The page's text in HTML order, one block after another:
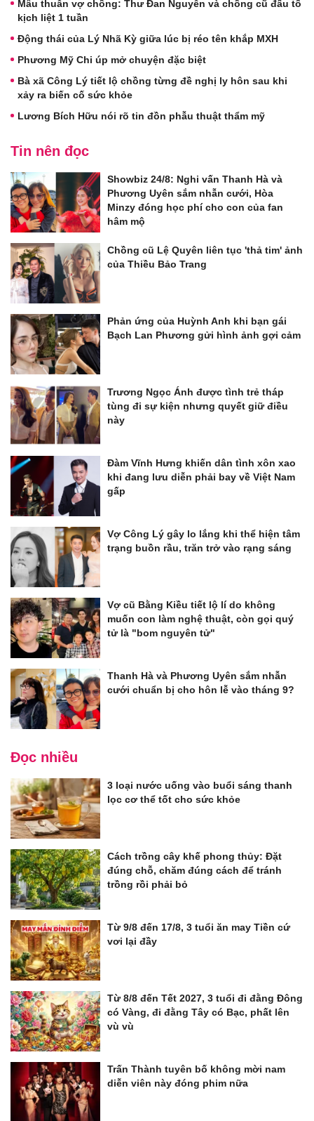
Mâu thuẫn vợ chồng: Thư Đan Nguyễn và chồng cũ đấu tố
kịch liệt 1 tuần
Động thái của Lý Nhã Kỳ giữa lúc bị réo tên khắp MXH
Phương Mỹ Chi úp mở chuyện đặc biệt
Bà xã Công Lý tiết lộ chồng từng đề nghị ly hôn sau khi
xảy ra biến cố sức khỏe
Lương Bích Hữu nói rõ tin đồn phẫu thuật thẩm mỹ
Tin nên đọc
Showbiz 24/8: Nghi vấn Thanh Hà và
Phương Uyên sắm nhẫn cưới, Hòa
Minzy đóng học phí cho con của fan
hâm mộ
Chồng cũ Lệ Quyên liên tục 'thả tim' ảnh
của Thiều Bảo Trang
Phản ứng của Huỳnh Anh khi bạn gái
Bạch Lan Phương gửi hình ảnh gợi cảm
Trương Ngọc Ánh được tình trẻ tháp
tùng đi sự kiện nhưng quyết giữ điều
này
Đàm Vĩnh Hưng khiến dân tình xôn xao
khi đang lưu diễn phải bay về Việt Nam
gấp
Vợ Công Lý gây lo lắng khi thể hiện tâm
trạng buồn rầu, trăn trở vào rạng sáng
Vợ cũ Bằng Kiều tiết lộ lí do không
muốn con làm nghệ thuật, còn gọi quý
tử là "bom nguyên tử"
Thanh Hà và Phương Uyên sắm nhẫn
cưới chuẩn bị cho hôn lễ vào tháng 9?
Đọc nhiều
3 loại nước uống vào buổi sáng thanh
lọc cơ thể tốt cho sức khỏe
Cách trồng cây khế phong thủy: Đặt
đúng chỗ, chăm đúng cách để tránh
trồng rồi phải bỏ
Từ 9/8 đến 17/8, 3 tuổi ăn may Tiền cứ
vơi lại đầy
Từ 8/8 đến Tết 2027, 3 tuổi đi đằng Đông
có Vàng, đi đằng Tây có Bạc, phất lên
vù vù
Trấn Thành tuyên bố không mời nam
diễn viên này đóng phim nữa